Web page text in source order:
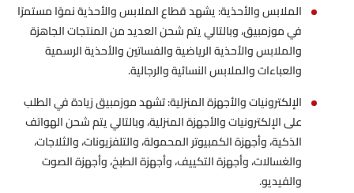
الملابس والأحذية: يشهد قطاع الملابس والأحذية نموًا مستمرًا
في موزمبيق، وبالتالي يتم شحن العديد من المنتجات الجاهزة
والملابس والأحذية الرياضية والفساتين والأحذية الرسمية
والعباءات والملابس النسائية والرجالية.
الإلكترونيات والأجهزة المنزلية: تشهد موزمبيق زيادة في الطلب
على الإلكترونيات والأجهزة المنزلية، وبالتالي يتم شحن الهواتف
الذكية، وأجهزة الكمبيوتر المحمولة، والتلفزيونات، والثلاجات،
والغسالات، وأجهزة التكييف، وأجهزة الطبخ، وأجهزة الصوت
والفيديو.